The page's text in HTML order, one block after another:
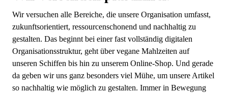
Wir versuchen alle Bereiche, die unsere Organisation umfasst,
zukunftsorientiert, ressourcenschonend und nachhaltig zu
gestalten. Das beginnt bei einer fast vollständig digitalen
Organisationsstruktur, geht über vegane Mahlzeiten auf
unseren Schiffen bis hin zu unserem Online-Shop. Und gerade
da geben wir uns ganz besonders viel Mühe, um unsere Artikel
so nachhaltig wie möglich zu gestalten. Immer in Bewegung